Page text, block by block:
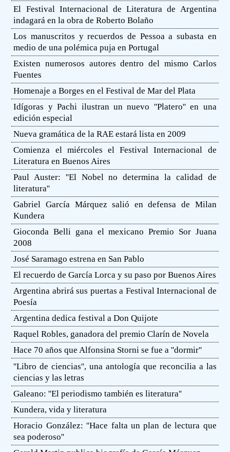
El Festival Internacional de Literatura de Argentina
indagará en la obra de Roberto Bolaño
Los manuscritos y recuerdos de Pessoa a subasta en
medio de una polémica puja en Portugal
Existen numerosos autores dentro del mismo Carlos
Fuentes
Homenaje a Borges en el Festival de Mar del Plata
Idígoras y Pachi ilustran un nuevo ''Platero'' en una
edición especial
Nueva gramática de la RAE estará lista en 2009
Comienza el miércoles el Festival Internacional de
Literatura en Buenos Aires
Paul Auster: ''El Nobel no determina la calidad de
literatura''
Gabriel García Márquez salió en defensa de Milan
Kundera
Gioconda Belli gana el mexicano Premio Sor Juana
2008
José Saramago estrena en San Pablo
El recuerdo de García Lorca y su paso por Buenos Aires
Argentina abrirá sus puertas a Festival Internacional de
Poesía
Argentina dedica festival a Don Quijote
Raquel Robles, ganadora del premio Clarín de Novela
Hace 70 años que Alfonsina Storni se fue a ''dormir''
''Libro de ciencias'', una antología que reconcilia a las
ciencias y las letras
Galeano: ''El periodismo también es literatura''
Kundera, vida y literatura
Horacio González: ''Hace falta un plan de lectura que
sea poderoso''